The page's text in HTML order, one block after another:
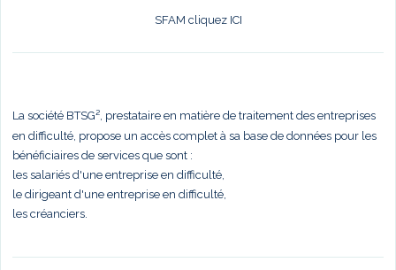
SFAM cliquez ICI
La société BTSG², prestataire en matière de traitement des entreprises
en difficulté, propose un accès complet à sa base de données pour les
bénéficiaires de services que sont :
les salariés d'une entreprise en difficulté,
le dirigeant d'une entreprise en difficulté,
les créanciers.